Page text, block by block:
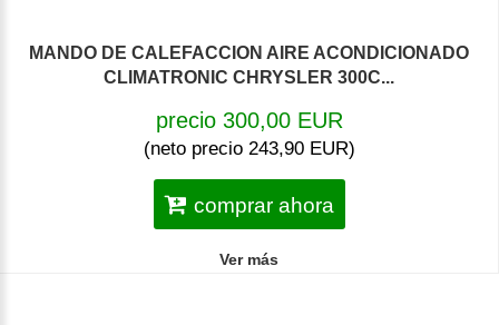
MANDO DE CALEFACCION AIRE ACONDICIONADO
CLIMATRONIC CHRYSLER 300C...
precio 300,00 EUR
(neto precio 243,90 EUR)
comprar ahora
Ver más